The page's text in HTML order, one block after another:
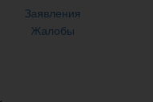
Заявления
Жалобы